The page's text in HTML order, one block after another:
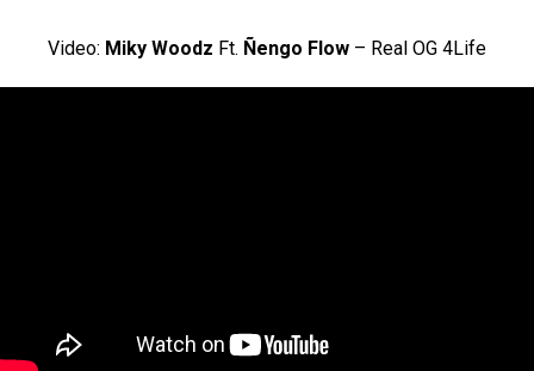
Video: Miky Woodz Ft. Ñengo Flow – Real OG 4Life